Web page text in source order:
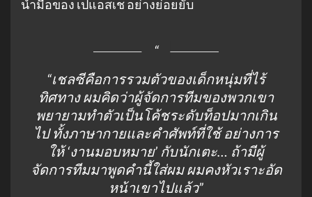
น้ำมือของ เปแอสเช อย่างย่อยยับ
“เชลซีคือการรวมตัวของเด็กหนุ่มที่ไร้
ทิศทาง ผมคิดว่าผู้จัดการทีมของพวกเขา
พยายามทำตัวเป็นโค้ชระดับท็อปมากเกิน
ไป ทั้งภาษากายและคำศัพท์ที่ใช้ อย่างการ
ให้ ‘งานมอบหมาย’ กับนักเตะ… ถ้ามีผู้
จัดการทีมมาพูดคำนี้ใส่ผม ผมคงหัวเราะอัด
หน้าเขาไปแล้ว”